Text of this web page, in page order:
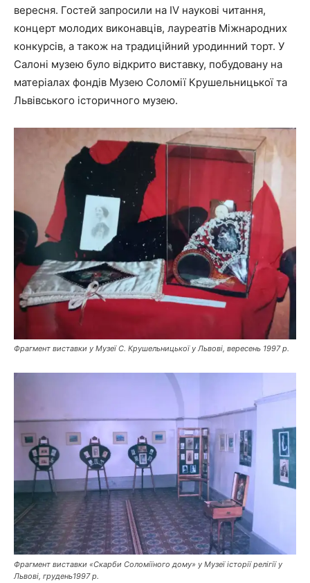
вересня. Гостей запросили на IV наукові читання,
концерт молодих виконавців, лауреатів Міжнародних
конкурсів, а також на традиційний уродинний торт. У
Салоні музею було відкрито виставку, побудовану на
матеріалах фондів Музею Соломії Крушельницької та
Львівського історичного музею.
Фрагмент виставки у Музеї С. Крушельницької у Львові, вересень 1997 р.
Фрагмент виставки «Скарби Соломіїного дому» у Музеї історії релігії у
Львові, грудень1997 р.